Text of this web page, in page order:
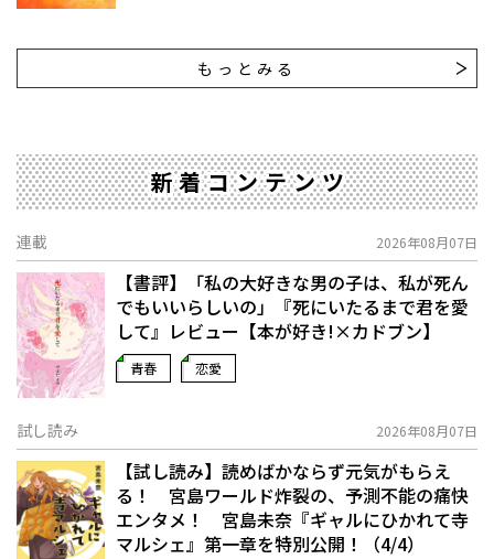
もっとみる
新着コンテンツ
連載 2026年08月07日
【書評】「私の大好きな男の子は、私が死ん
でもいいらしいの」――『死にいたるまで君を愛
して』レビュー【本が好き!×カドブン】
青春 恋愛
試し読み 2026年08月07日
【試し読み】読めばかならず元気がもらえ
る！ 宮島ワールド炸裂の、予測不能の痛快
エンタメ！ 宮島未奈『ギャルにひかれて寺
マルシェ』第一章を特別公開！（4/4）